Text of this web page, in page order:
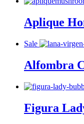
Aplique
Sale
Alfombra
Figura